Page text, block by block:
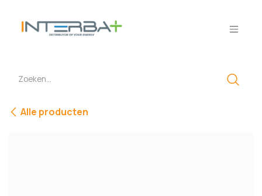
Alle producten